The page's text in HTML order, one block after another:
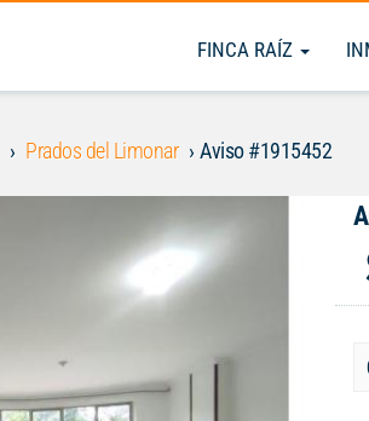
FINCA RAÍZ
Prados del Limonar Aviso #1915452